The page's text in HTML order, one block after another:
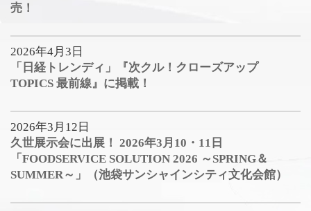
売！
2026年4月3日
「日経トレンディ」『次クル！クローズアップ
TOPICS 最前線』に掲載！
2026年3月12日
久世展示会に出展！ 2026年3月10・11日
「FOODSERVICE SOLUTION 2026 ～SPRING＆
SUMMER～」（池袋サンシャインシティ文化会館）